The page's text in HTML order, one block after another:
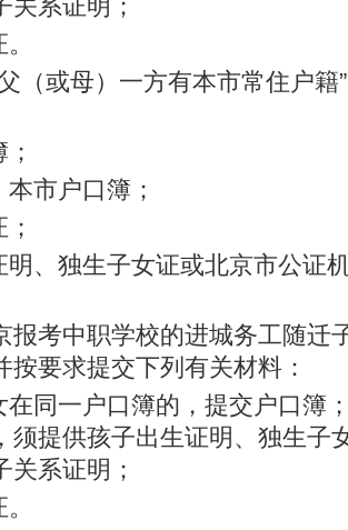
关系证明；
父（或母）一方有本市常住户
市户口簿；
明、独生子女证或北京市公证
报考中职学校的进城务工随迁
按要求提交下列有关材料：
在同一户口簿的，提交户口簿
须提供孩子出生证明、独生子
关系证明；